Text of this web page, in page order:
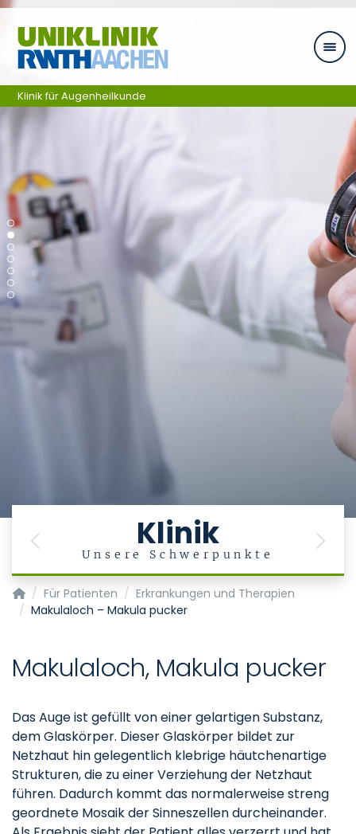
Zum Inhalt springen
Klinik
Unsere Schwerpunkte
Previous Next
Klinik für Augenheilkunde
Klinik für Augenheilkunde
Für Patienten
Erkrankungen und Therapien
Makulaloch – Makula pucker
Makulaloch, Makula pucker
Das Auge ist gefüllt von einer gelartigen Substanz,
dem Glaskörper. Dieser Glaskörper bildet zur
Netzhaut hin gelegentlich klebrige häutchenartige
Strukturen, die zu einer Verziehung der Netzhaut
führen. Dadurch kommt das normalerweise streng
geordnete Mosaik der Sinneszellen durcheinander.